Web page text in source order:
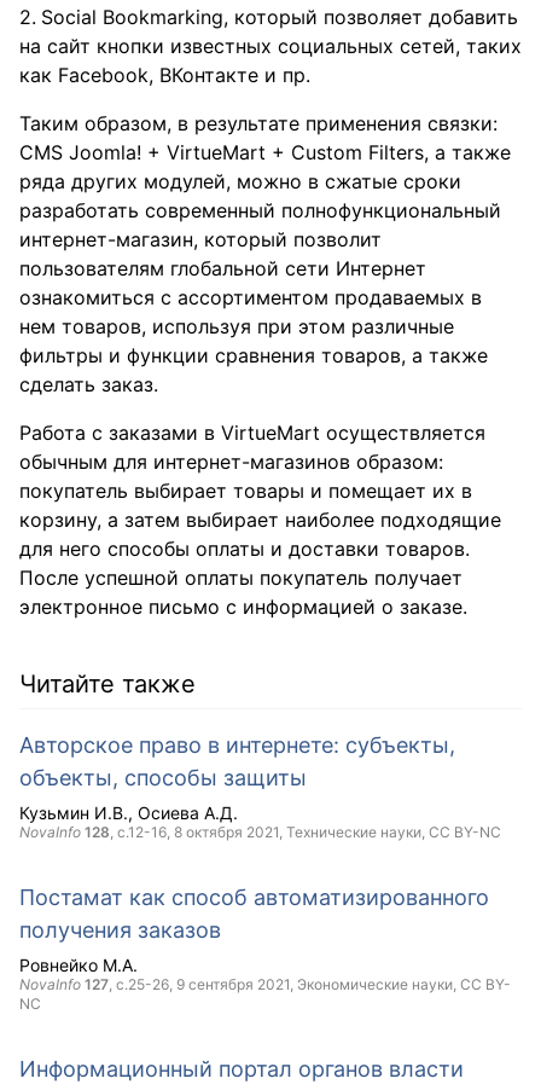
Social Bookmarking, который позволяет добавить
на сайт кнопки известных социальных сетей, таких
как Facebook, ВКонтакте и пр.
Таким образом, в результате применения связки:
CMS Joomla! + VirtueMart + Custom Filters, а также
ряда других модулей, можно в сжатые сроки
разработать современный полнофункциональный
интернет-магазин, который позволит
пользователям глобальной сети Интернет
ознакомиться с ассортиментом продаваемых в
нем товаров, используя при этом различные
фильтры и функции сравнения товаров, а также
сделать заказ.
Работа с заказами в VirtueMart осуществляется
обычным для интернет-магазинов образом:
покупатель выбирает товары и помещает их в
корзину, а затем выбирает наиболее подходящие
для него способы оплаты и доставки товаров.
После успешной оплаты покупатель получает
электронное письмо с информацией о заказе.
Читайте также
Авторское право в интернете: субъекты,
объекты, способы защиты
Кузьмин И.В. Осиева А.Д.
NovaInfo 128, с.12-16, 8 октября 2021, Технические науки, CC BY-NC
Постамат как способ автоматизированного
получения заказов
Ровнейко М.А.
NovaInfo 127, с.25-26, 9 сентября 2021, Экономические науки, CC BY-
NC
Информационный портал органов власти